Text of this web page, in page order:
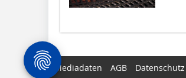
Mediadaten AGB Datenschutz